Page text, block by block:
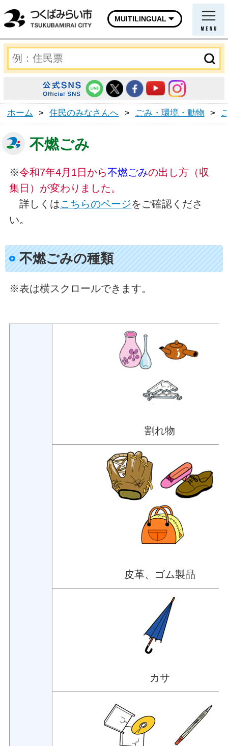
MUITILINGUAL
ホーム > 住民のみなさんへ > ごみ・環境・動物 >
不燃ごみ
※令和7年4月1日から不燃ごみの出し方（収
集日）が変わりました。
詳しくはこちらのページをご確認くださ
い。
不燃ごみの種類
※表は横スクロールできます。
割れ物
皮革、ゴム製品
カサ